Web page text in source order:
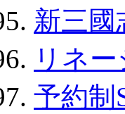
新三國
リネ
予約制